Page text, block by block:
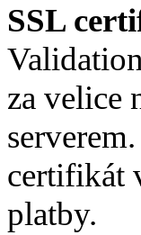
SSL
za velice
certifikát
platby.